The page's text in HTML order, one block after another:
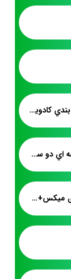
انواع پشمک لقمه اي بسته بندي کادويي
مرکز عرضه انواع پشمک لقمه اي دو سر پيچ
فروش عمده پشمک لقمه ای میکس+نسکافه+زعفرانی